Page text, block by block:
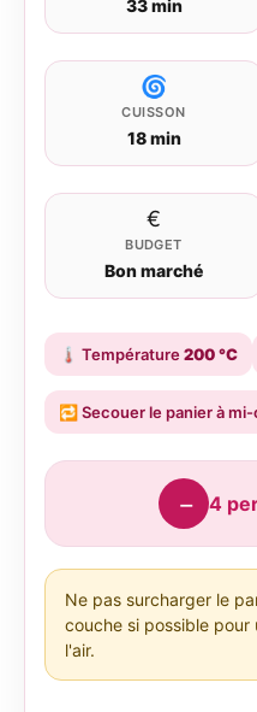
33 min
🌀
CUISSON
18 min
€
BUDGET
Bon marché
🌡️ Température200 °C
🔁 Secouer le panier à
− 4
Ne pas surcharger le
couche si possible pour
l'air.